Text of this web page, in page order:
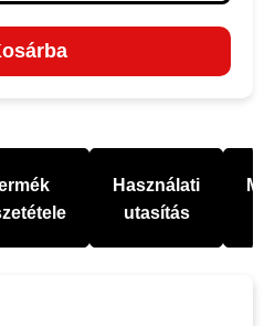
Használati
utasítás